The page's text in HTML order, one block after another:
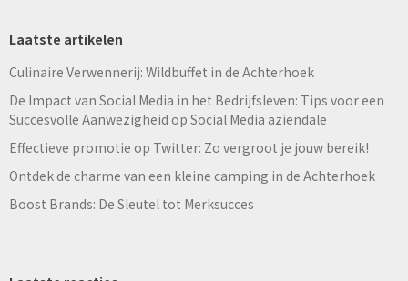
Laatste artikelen
Culinaire Verwennerij: Wildbuffet in de Achterhoek
De Impact van Social Media in het Bedrijfsleven: Tips voor een
Succesvolle Aanwezigheid op Social Media aziendale
Effectieve promotie op Twitter: Zo vergroot je jouw bereik!
Ontdek de charme van een kleine camping in de Achterhoek
Boost Brands: De Sleutel tot Merksucces